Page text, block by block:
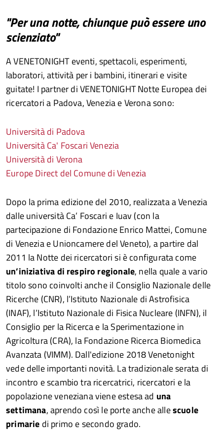
"Per una notte, chiunque può essere uno
scienziato"
A VENETONIGHT eventi, spettacoli, esperimenti,
laboratori, attività per i bambini, itinerari e visite
guitate! I partner di VENETONIGHT Notte Europea dei
ricercatori a Padova, Venezia e Verona sono:
Università di Padova
Università Ca' Foscari Venezia
Università di Verona
Europe Direct del Comune di Venezia
Dopo la prima edizione del 2010, realizzata a Venezia
dalle università Ca’ Foscari e Iuav (con la
partecipazione di Fondazione Enrico Mattei, Comune
di Venezia e Unioncamere del Veneto), a partire dal
2011 la Notte dei ricercatori si è configurata come
un’iniziativa di respiro regionale, nella quale a vario
titolo sono coinvolti anche il Consiglio Nazionale delle
Ricerche (CNR), l’Istituto Nazionale di Astrofisica
(INAF), l’Istituto Nazionale di Fisica Nucleare (INFN), il
Consiglio per la Ricerca e la Sperimentazione in
Agricoltura (CRA), la Fondazione Ricerca Biomedica
Avanzata (VIMM). Dall'edizione 2018 Venetonight
vede delle importanti novità. La tradizionale serata di
incontro e scambio tra ricercatrici, ricercatori e la
popolazione veneziana viene estesa ad una
settimana, aprendo così le porte anche allescuole
primarie di primo e secondo grado.